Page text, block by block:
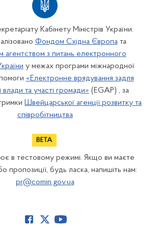
Кабінету Міністрів України.
Фондом Східна Європата
з питань електронного
у межах програми міжнародної
«Електронне врядування задля
влади та участі громади» (EGAP) , за
Швейцарської агенції розвитку та
співробітництва
в тестовому режимі. Якщо ви маєте
пропозиції, будь ласка, напишіть нам:
pr@comin.gov.ua